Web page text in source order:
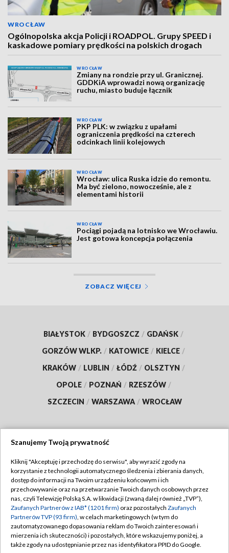
WROCŁAW
Ogólnopolska akcja Policji i ROADPOL. Grupy SPEED i
kaskadowe pomiary prędkości na polskich drogach
WROCŁAW
Zmiany na rondzie przy ul. Granicznej.
GDDKiA wprowadzi nową organizację
ruchu, miasto buduje łącznik
WROCŁAW
PKP PLK: w związku z upałami
ograniczenia prędkości na czterech
odcinkach linii kolejowych
WROCŁAW
Wrocław: ulica Ruska idzie do remontu.
Ma być zielono, nowocześnie, ale z
elementami historii
WROCŁAW
Pociągi pojadą na lotnisko we Wrocławiu.
Jest gotowa koncepcja połączenia
ZOBACZ WIĘCEJ
BIAŁYSTOK / BYDGOSZCZ / GDAŃSK /
GORZÓW WLKP. / KATOWICE / KIELCE /
KRAKÓW / LUBLIN / ŁÓDŹ / OLSZTYN /
OPOLE / POZNAŃ / RZESZÓW /
SZCZECIN / WARSZAWA / WROCŁAW
TVP
Abonament TVP
Emisja w TVP
Centrum informacji TVP
Naziemna Telewizja Cyfrowa
Regulamin TVP
Polityka prywatności
Moje zgody
Pomoc
Szanujemy Twoją prywatność
Kliknij "Akceptuję i przechodzę do serwisu", aby wyrazić zgody na
korzystanie z technologii automatycznego śledzenia i zbierania danych,
dostęp do informacji na Twoim urządzeniu końcowym i ich
przechowywanie oraz na przetwarzanie Twoich danych osobowych przez
nas, czyli Telewizję Polską S.A. w likwidacji (zwaną dalej również „TVP”),
Zaufanych Partnerów z IAB* (1201 firm) oraz pozostałych Zaufanych
Partnerów TVP (93 firm), w celach marketingowych (w tym do
zautomatyzowanego dopasowania reklam do Twoich zainteresowań i
mierzenia ich skuteczności) i pozostałych, które wskazujemy poniżej, a
także zgody na udostępnianie przez nas identyfikatora PPID do Google.